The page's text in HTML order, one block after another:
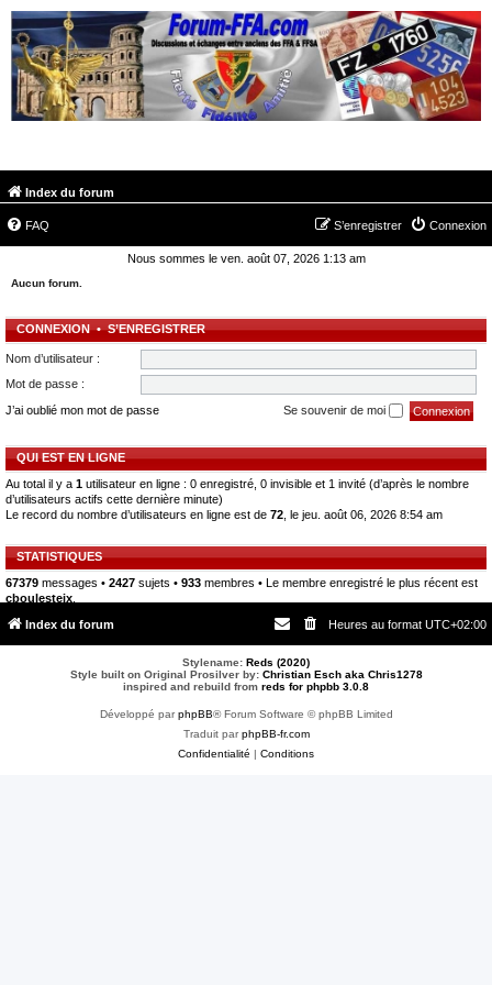
Index du forum
FAQ Connexion
S’enregistrer
Nous sommes le ven. août 07, 2026 1:13 am
Aucun forum.
CONNEXION•S’ENREGISTRER
Nom d’utilisateur :
Mot de passe :
J’ai oublié mon mot de passe
Se souvenir de moi
QUI EST EN LIGNE
Au total il y a 1 utilisateur en ligne : 0 enregistré, 0 invisible et 1 invité (d’après le nombre
d’utilisateurs actifs cette dernière minute)
Le record du nombre d’utilisateurs en ligne est de 72 , le jeu. août 06, 2026 8:54 am
STATISTIQUES
67379 messages • 2427 sujets • 933 membres • Le membre enregistré le plus récent est
cboulesteix
Index du forum
Heures au format UTC+02:00
Stylename: Reds (2020)
Style built on Original Prosilver by: Christian Esch aka Chris1278
inspired and rebuild from reds for phpbb 3.0.8
Développé parphpBB® Forum Software © phpBB Limited
Traduit parphpBB-fr.com
Confidentialité | Conditions